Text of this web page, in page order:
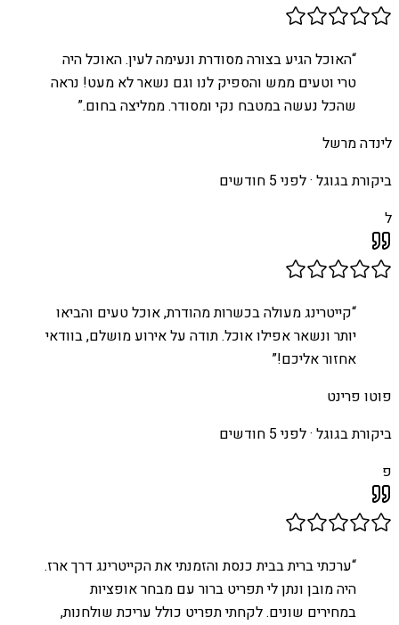
“האוכל הגיע בצורה מסודרת ונעימה לעין. האוכל היה
טרי וטעים ממש והספיק לנו וגם נשאר לא מעט! נראה
שהכל נעשה במטבח נקי ומסודר. ממליצה בחום.”
לינדה מרשל
ביקורת בגוגל ·לפני 5 חודשים
ל
“קייטרינג מעולה בכשרות מהודרת, אוכל טעים והביאו
יותר ונשאר אפילו אוכל. תודה על אירוע מושלם, בוודאי
אחזור אליכם!”
פוטו פרינט
ביקורת בגוגל ·לפני 5 חודשים
פ
“ערכתי ברית בבית כנסת והזמנתי את הקייטרינג דרך ארז.
היה מובן ונתן לי תפריט ברור עם מבחר אופציות
במחירים שונים. לקחתי תפריט כולל עריכת שולחנות,